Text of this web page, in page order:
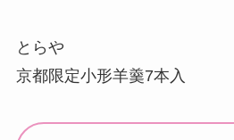
とらや
京都限定小形羊羹7本入